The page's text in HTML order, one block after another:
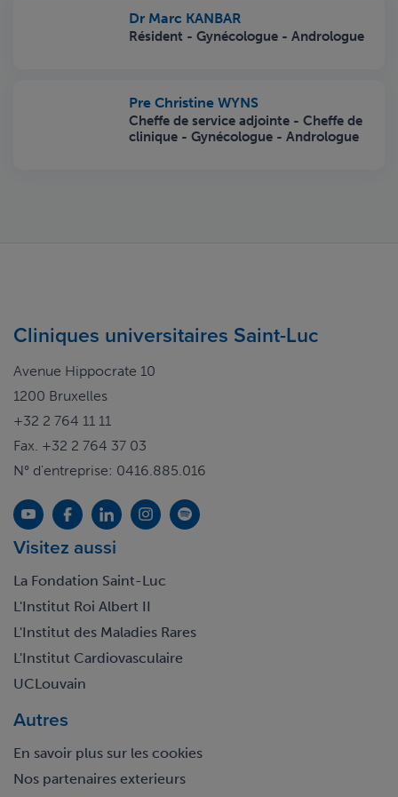
Dr Marc KANBAR
Résident - Gynécologue - Andrologue
Pre Christine WYNS
Cheffe de service adjointe - Cheffe de
clinique - Gynécologue - Andrologue
Cliniques universitaires Saint-Luc
Avenue Hippocrate 10
1200 Bruxelles
+32 2 764 11 11
Fax. +32 2 764 37 03
N° d'entreprise: 0416.885.016
Visitez aussi
La Fondation Saint-Luc
L'Institut Roi Albert II
L'Institut des Maladies Rares
L'Institut Cardiovasculaire
UCLouvain
Autres
En savoir plus sur les cookies
Nos partenaires exterieurs